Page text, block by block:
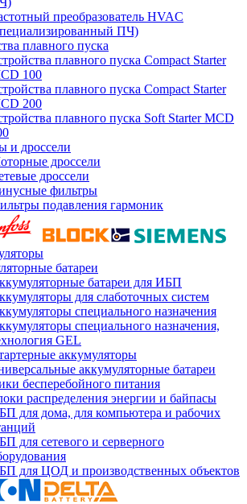
преобразователь HVAC
ПЧ)
плавного пуска
плавного пуска Compact Starter
100
плавного пуска Compact Starter
200
плавного пуска Soft Starter MCD
и дроссели
дроссели
дроссели
фильтры
подавления гармоник
батареи
батареи для ИБП
для слаботочных систем
специального назначения
специального назначения,
GEL
аккумуляторы
аккумуляторные батареи
бесперебойного питания
распределения энергии и байпасы
для дома, для компьютера и рабочих
для сетевого и серверного
для ЦОД и производственных объектов